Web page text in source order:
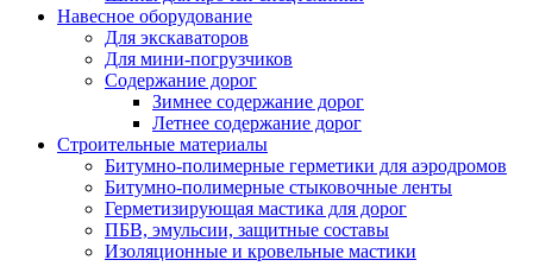
Навесное оборудование
Для экскаваторов
Для мини-погрузчиков
Содержание дорог
Зимнее содержание дорог
Летнее содержание дорог
Строительные материалы
Битумно-полимерные герметики для аэродромов
Битумно-полимерные стыковочные ленты
Герметизирующая мастика для дорог
ПБВ, эмульсии, защитные составы
Изоляционные и кровельные мастики